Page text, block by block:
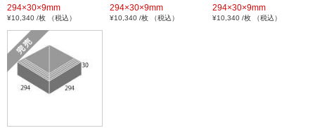
294×30×9mm
¥10,340 /枚 （税込）
294×30×9mm
¥10,340 /枚 （税込）
294×30×9mm
¥10,340 /枚 （税込）